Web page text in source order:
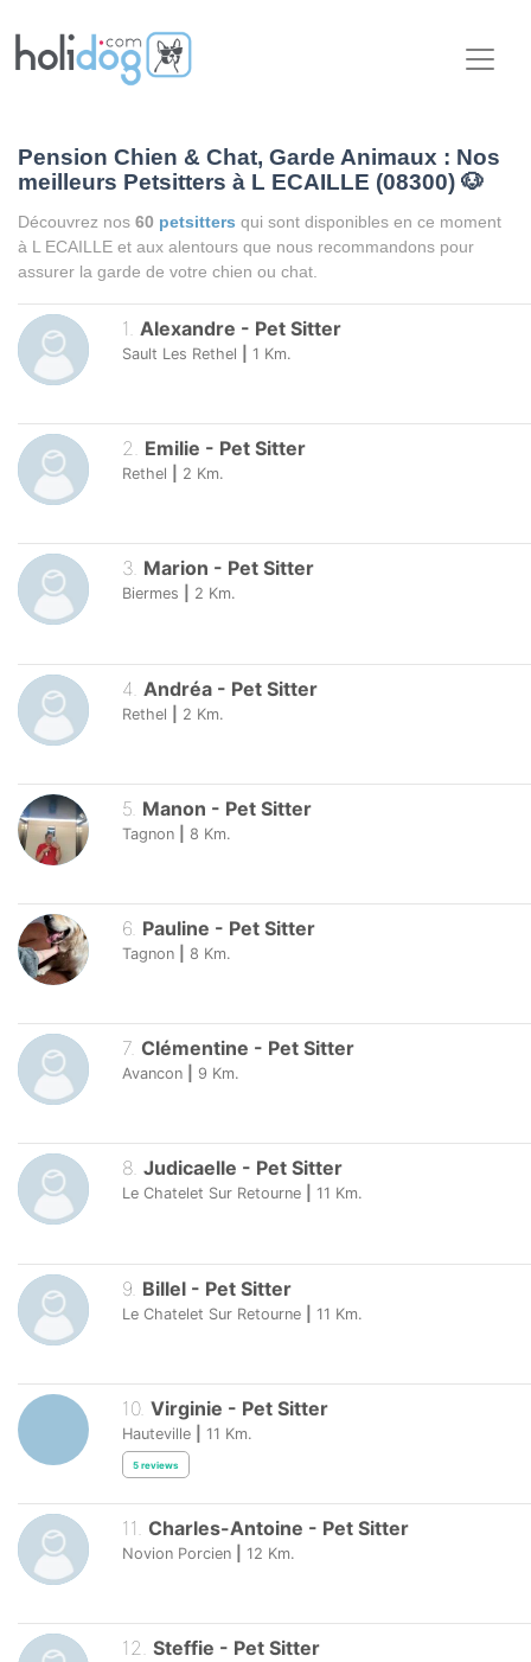
Pension Chien & Chat, Garde Animaux : Nos
meilleurs Petsitters à L ECAILLE (08300) 🐶
Découvrez nos 60 petsitters qui sont disponibles en ce moment
à L ECAILLE et aux alentours que nous recommandons pour
assurer la garde de votre chien ou chat.
1. Alexandre - Pet Sitter
Sault Les Rethel 1 Km.
2. Emilie - Pet Sitter
Rethel 2 Km.
3. Marion - Pet Sitter
Biermes 2 Km.
4 Andréa - Pet Sitter
Rethel 2 Km.
5 Manon - Pet Sitter
Tagnon 8 Km.
6. Pauline - Pet Sitter
Tagnon 8 Km.
7. Clémentine - Pet Sitter
Avancon 9 Km.
8. Judicaelle - Pet Sitter
Le Chatelet Sur Retourne 11 Km.
9 Billel - Pet Sitter
Le Chatelet Sur Retourne 11 Km.
10. Virginie - Pet Sitter
Hauteville 11 Km.
5 reviews
11 Charles-Antoine - Pet Sitter
Novion Porcien 12 Km.
12. Steffie - Pet Sitter